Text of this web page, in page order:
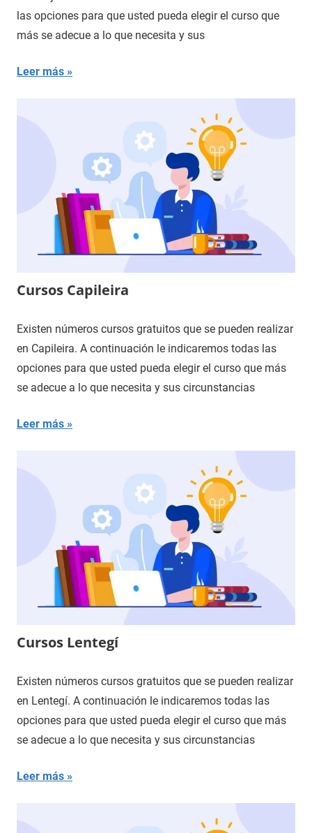
las opciones para que usted pueda elegir el curso que
más se adecue a lo que necesita y sus
Leer más
Cursos Capileira
Existen números cursos gratuitos que se pueden realizar
en Capileira. A continuación le indicaremos todas las
opciones para que usted pueda elegir el curso que más
se adecue a lo que necesita y sus circunstancias
Leer más
Cursos Lentegí
Existen números cursos gratuitos que se pueden realizar
en Lentegí. A continuación le indicaremos todas las
opciones para que usted pueda elegir el curso que más
se adecue a lo que necesita y sus circunstancias
Leer más